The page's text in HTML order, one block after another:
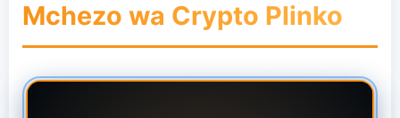
Mchezo wa Crypto Plinko